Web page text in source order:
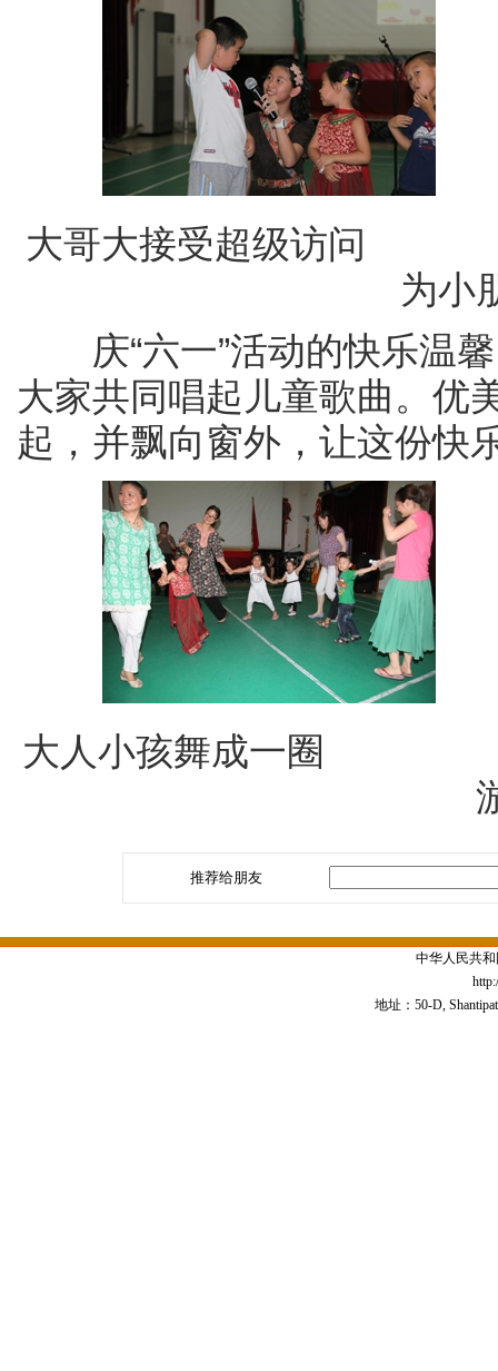
大哥大接受
为小
庆“六一”活动的快乐温馨
大家共同唱起儿童歌曲。优
起，并飘向窗外，让这份快
大人小孩
推荐给朋友
中华人民共
地址：50-D,